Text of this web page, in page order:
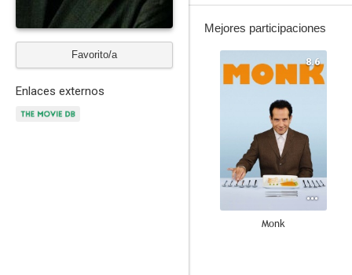
Favorito/a
Enlaces externos
Mejores participaciones
8.6
Monk